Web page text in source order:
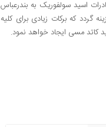
سازی و صادرات اسید سولفوریک به بندرعباس
فسفریک هزینه گردد که برکات زیادی برای کلیه
کاتد مسی ایجاد خواهد نمود.